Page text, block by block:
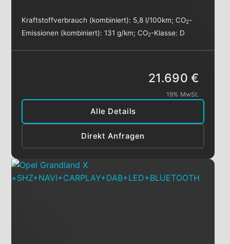
Kraftstoffverbrauch (kombiniert): 5,8 l/100km;CO2-
Emissionen (kombiniert):131 g/km;CO2-Klasse: D
Alle Details
Direkt Anfragen
21.690 €
19% MwSt.